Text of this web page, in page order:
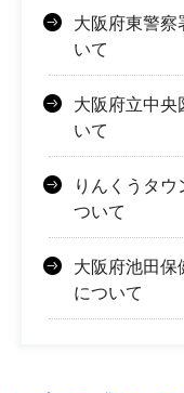
大阪府東警察
いて
大阪府立中央
いて
りんくうタ
ついて
大阪府池田保
について